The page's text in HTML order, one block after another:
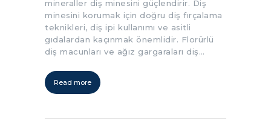
mineraller diş minesini güçlendirir. Diş
minesini korumak için doğru diş fırçalama
teknikleri, diş ipi kullanımı ve asitli
gıdalardan kaçınmak önemlidir. Florürlü
diş macunları ve ağız gargaraları diş…
Read more